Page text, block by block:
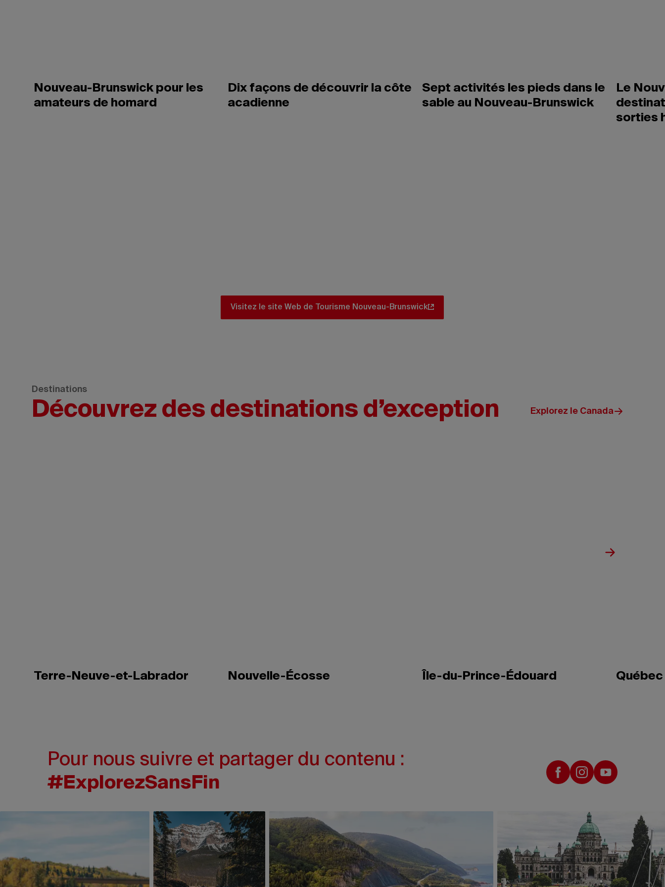
Nouveau-Brunswick pour les
amateurs de homard
Dix façons de découvrir la côte
acadienne
Sept activités les pieds dans le
sable au Nouveau-Brunswick
Le
sorties
Visitez le site Web de Tourisme Nouveau-Brunswick
Destinations
Découvrez des destinations d’exception Explorez le Canada
Terre-Neuve-et-Labrador Nouvelle-Écosse Île-du-Prince-Édouard Québec
Pour nous suivre et partager du contenu :
#ExplorezSansFin